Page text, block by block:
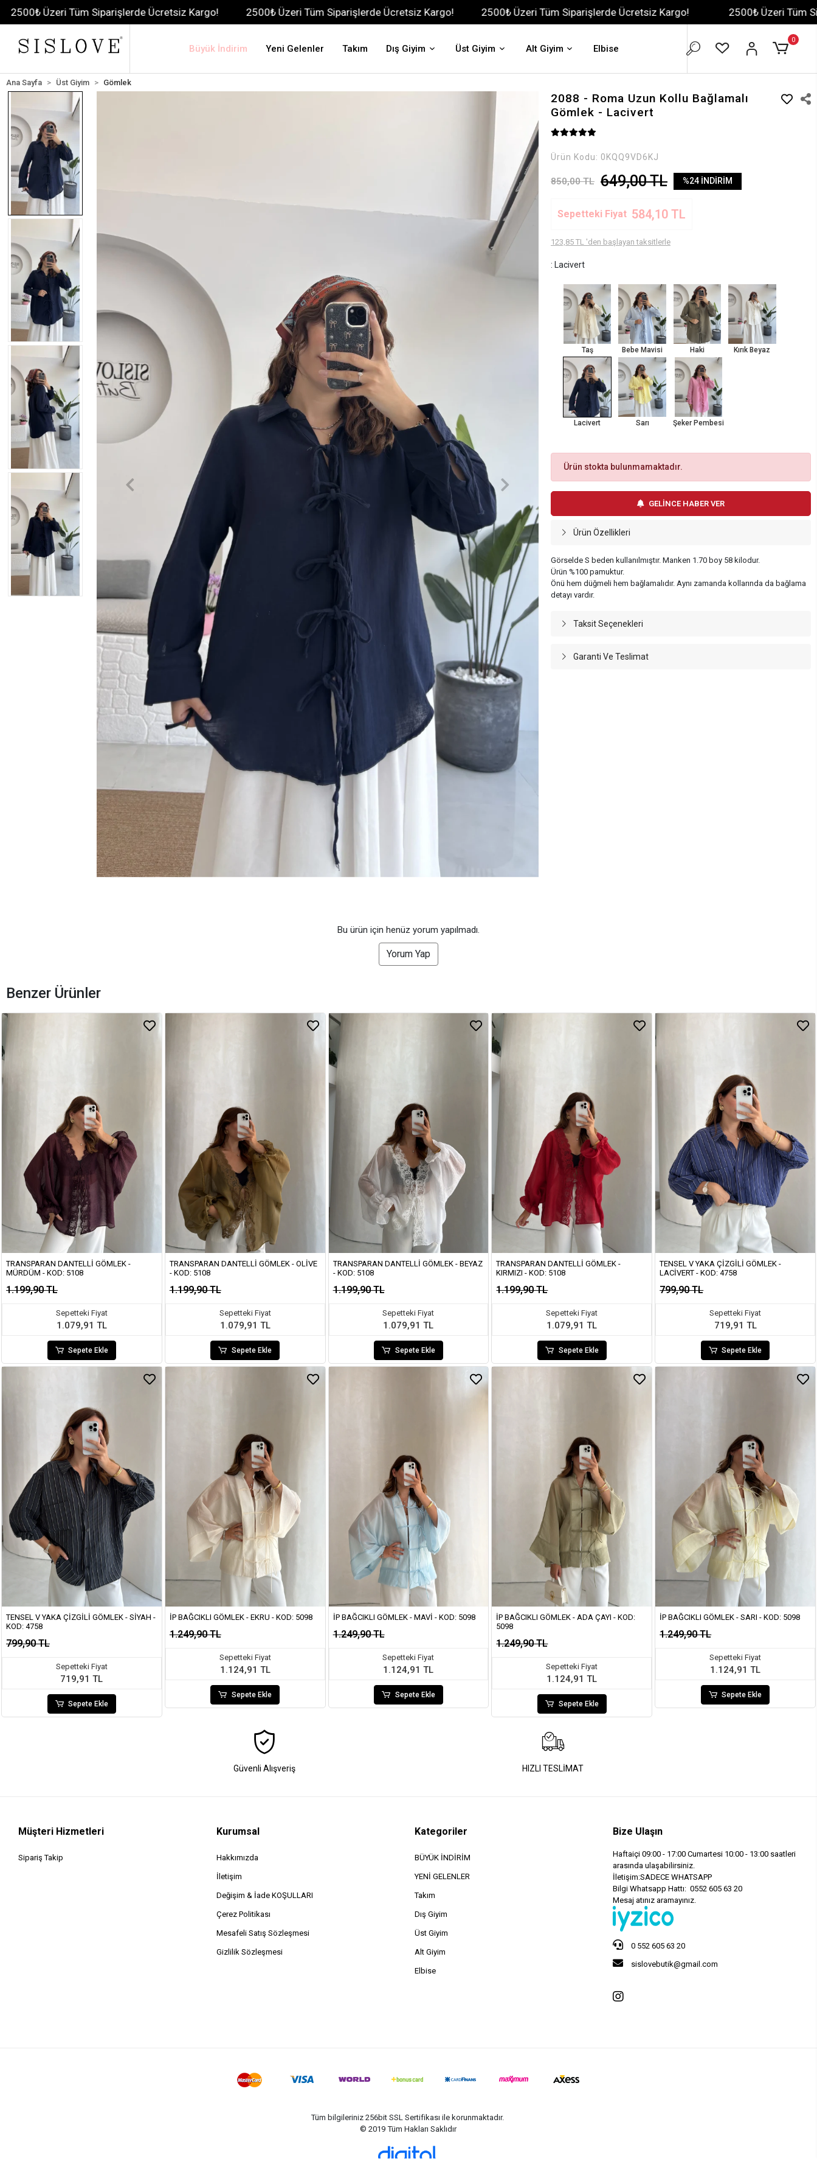
Tüm Siparişlerde Ücretsiz Kargo! 2500₺ Üzeri Tüm Siparişlerde Ücretsiz Kargo! 2500₺ Üzeri Tüm Siparişlerde Ücretsiz Kargo! 2500₺ Üzeri Tüm Siparişlerde
Büyük İndirim Yeni Gelenler Takım Dış Giyim Üst Giyim Alt Giyim Elbise
0
Ana Sayfa Üst Giyim Gömlek
2088 - Roma Uzun Kollu Bağlamalı
Gömlek - Lacivert
Ürün Kodu: 0KQQ9VD6KJ
850,00 TL 649,00 TL %24 İNDİRİM
Sepetteki Fiyat 584,10 TL
123,85 TL 'den başlayan taksitlerle
: Lacivert
Taş Bebe Mavisi Haki Kırık Beyaz
Lacivert Sarı Şeker Pembesi
Ürün stokta bulunmamaktadır.
GELİNCE HABER VER
Ürün Özellikleri
Görselde S beden kullanılmıştır. Manken 1.70 boy 58 kilodur.
Ürün %100 pamuktur.
Önü hem düğmeli hem bağlamalıdır. Aynı zamanda kollarında da bağlama
detayı vardır.
Taksit Seçenekleri
Garanti Ve Teslimat
Bu ürün için henüz yorum yapılmadı.
Yorum Yap
Benzer Ürünler
TRANSPARAN DANTELLI GÖMLEK -
MÜRDÜM - KOD: 5108
1.199,90 TL
Sepetteki Fiyat
1.079,91 TL
Sepete Ekle
TRANSPARAN DANTELLI GÖMLEK - OLIVE
- KOD: 5108
1.199,90 TL
Sepetteki Fiyat
1.079,91 TL
Sepete Ekle
TRANSPARAN DANTELLI GÖMLEK - BEYAZ
- KOD: 5108
1.199,90 TL
Sepetteki Fiyat
1.079,91 TL
Sepete Ekle
TRANSPARAN DANTELLI GÖMLEK -
KIRMIZI - KOD: 5108
1.199,90 TL
Sepetteki Fiyat
1.079,91 TL
Sepete Ekle
TENSEL V YAKA ÇIZGILI GÖMLEK -
LACIVERT - KOD: 4758
799,90 TL
Sepetteki Fiyat
719,91 TL
Sepete Ekle
TENSEL V YAKA ÇIZGILI GÖMLEK - SIYAH -
KOD: 4758
799,90 TL
Sepetteki Fiyat
719,91 TL
Sepete Ekle
İP BAĞCIKLI GÖMLEK - EKRU - KOD: 5098
1.249,90 TL
Sepetteki Fiyat
1.124,91 TL
Sepete Ekle
İP BAĞCIKLI GÖMLEK - MAVI - KOD: 5098
1.249,90 TL
Sepetteki Fiyat
1.124,91 TL
Sepete Ekle
İP BAĞCIKLI GÖMLEK - ADA ÇAYI - KOD:
5098
1.249,90 TL
Sepetteki Fiyat
1.124,91 TL
Sepete Ekle
İP BAĞCIKLI GÖMLEK - SARI - KOD: 5098
1.249,90 TL
Sepetteki Fiyat
1.124,91 TL
Sepete Ekle
Güvenli Alışveriş HIZLI TESLİMAT
Müşteri Hizmetleri
Sipariş Takip
Kurumsal
Hakkımızda
İletişim
Değişim & İade KOŞULLARI
Çerez Politikası
Mesafeli Satış Sözleşmesi
Gizlilik Sözleşmesi
Kategoriler
BÜYÜK İNDİRİM
YENİ GELENLER
Takım
Dış Giyim
Üst Giyim
Alt Giyim
Elbise
Bize Ulaşın
Haftaiçi 09:00 - 17:00 Cumartesi 10:00 - 13:00 saatleri
arasında ulaşabilirsiniz.
İletişim:SADECE WHATSAPP
Bilgi Whatsapp Hattı: 0552 605 63 20
Mesaj atınız aramayınız.
0 552 605 63 20
sislovebutik@gmail.com
Tüm bilgileriniz 256bit SSL Sertifikası ile korunmaktadır.
© 2019Tüm Hakları Saklıdır